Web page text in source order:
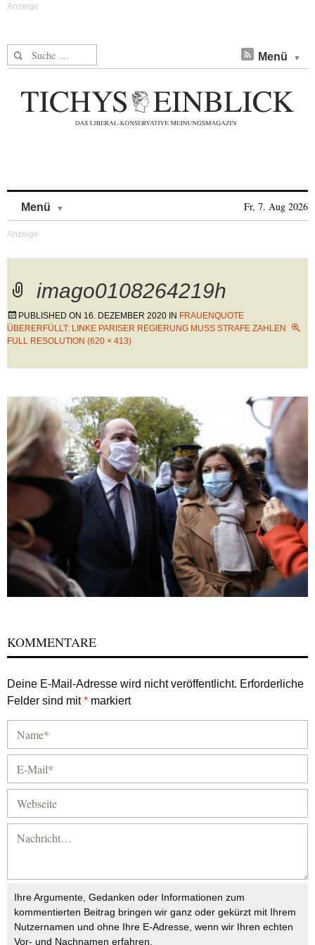
Suche nach: Menü
Menü Fr, 7. Aug 2026
imago0108264219h
PUBLISHED ON 16. DEZEMBER 2020 IN FRAUENQUOTE
ÜBERERFÜLLT: LINKE PARISER REGIERUNG MUSS STRAFE ZAHLEN
FULL RESOLUTION (620 × 413)
KOMMENTARE
Deine E-Mail-Adresse wird nicht veröffentlicht. Erforderliche
Felder sind mit* markiert
Ihre Argumente, Gedanken oder Informationen zum
kommentierten Beitrag bringen wir ganz oder gekürzt mit Ihrem
Nutzernamen und ohne Ihre E-Adresse, wenn wir Ihren echten
Vor- und Nachnamen erfahren.